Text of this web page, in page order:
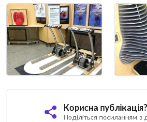
Корисна публікація?
Поділіться посиланням з